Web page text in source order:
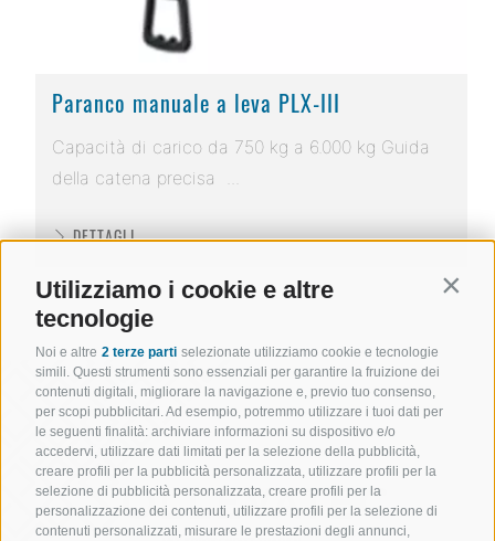
Utilizziamo i cookie e altre
tecnologie
Noi e altre 2 terze parti selezionate utilizziamo cookie e tecnologie
simili. Questi strumenti sono essenziali per garantire la fruizione dei
contenuti digitali, migliorare la navigazione e, previo tuo consenso,
per scopi pubblicitari. Ad esempio, potremmo utilizzare i tuoi dati per
le seguenti finalità: archiviare informazioni su dispositivo e/o
accedervi, utilizzare dati limitati per la selezione della pubblicità,
creare profili per la pubblicità personalizzata, utilizzare profili per la
selezione di pubblicità personalizzata, creare profili per la
personalizzazione dei contenuti, utilizzare profili per la selezione di
contenuti personalizzati, misurare le prestazioni degli annunci,
Paranco manuale a leva PLX-III
Capacità di carico da 750 kg a 6.000 kg Guida
della catena precisa ...
DETTAGLI